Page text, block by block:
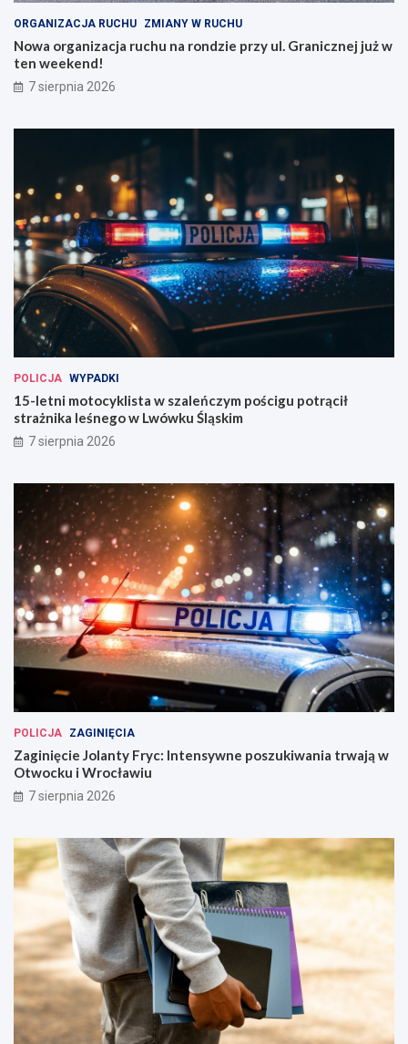
ORGANIZACJA RUCHU ZMIANY W RUCHU
Nowa organizacja ruchu na rondzie przy ul. Granicznej już w
ten weekend!
7 sierpnia 2026
POLICJA WYPADKI
15-letni motocyklista w szaleńczym pościgu potrącił
strażnika leśnego w Lwówku Śląskim
7 sierpnia 2026
POLICJA ZAGINIĘCIA
Zaginięcie Jolanty Fryc: Intensywne poszukiwania trwają w
Otwocku i Wrocławiu
7 sierpnia 2026